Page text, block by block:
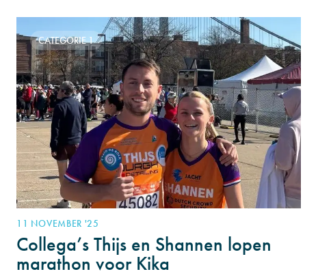
CATEGORIE 1
11 NOVEMBER '25
Collega’s Thijs en Shannen lopen
marathon voor Kika